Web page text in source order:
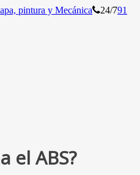
24/791
el ABS?